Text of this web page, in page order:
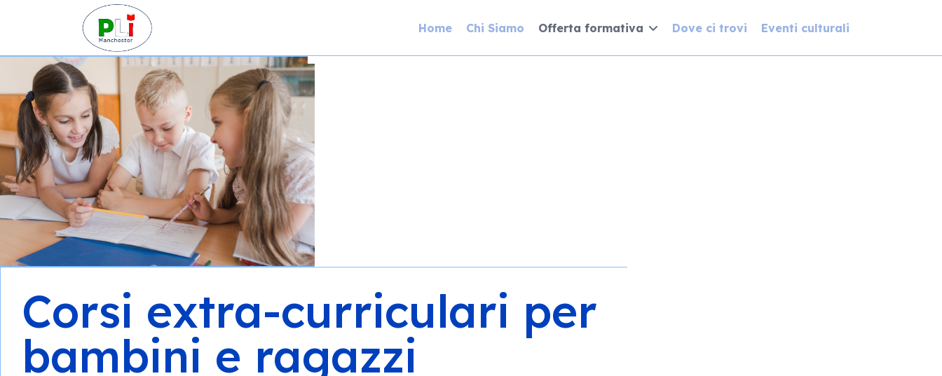
Home Chi Siamo Offerta formativa Dove ci trovi Eventi culturali
Corsi extra-curriculari per
bambini e ragazzi